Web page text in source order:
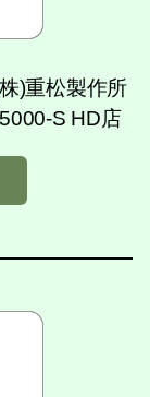
)重松製作所
S HD店